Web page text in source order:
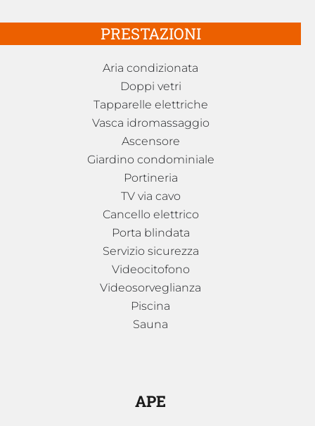
PRESTAZIONI
Aria condizionata
Doppi vetri
Tapparelle elettriche
Vasca idromassaggio
Ascensore
Giardino condominiale
Portineria
TV via cavo
Cancello elettrico
Porta blindata
Servizio sicurezza
Videocitofono
Videosorveglianza
Piscina
Sauna
APE